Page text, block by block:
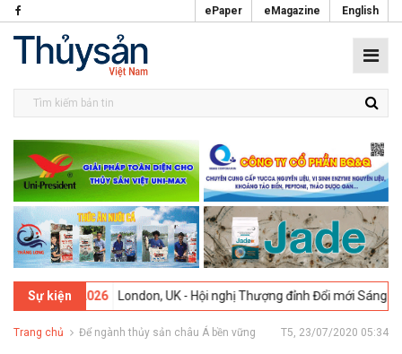
ePaper eMagazine English
Sự kiện
09-02-2026 London, UK - Hội nghị Thượng đỉnh Đổi mới Sáng tạo
Trang chủ Để ngành thủy sản châu Á bền vững T5, 23/07/2020 05:34